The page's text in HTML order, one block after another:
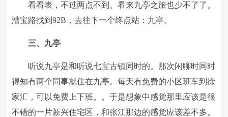
看看表，不过两点不到。看来九亭之旅也少不了了。
漕宝路找到92B，去往下一个终点站：九亭。
三、九亭
听说九亭是和听说七宝古镇同时的。那次闲聊时同时
得知有两个同事就住在九亭。每天有免费的小区班车到徐
家汇，可以免费上下班。。于是想象中感觉那里应该是很
不错的一片新兴住宅区，和张江那边的感觉应该差不多。